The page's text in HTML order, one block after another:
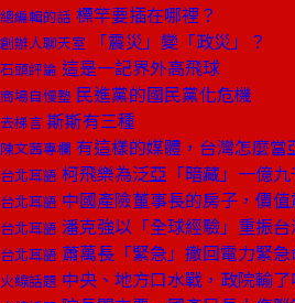
總編輯的話 標竿要插在哪裡？
創辦人聊天室 「震災」變「政災」？
石頭評論 這是一記界外高飛球
商場自慢塾 民進黨的國民黨化危機
去梯言 斯斯有三種
陳文茜專欄 有這樣的媒體，台灣怎麼當
台北耳語 柯飛樂為泛亞「暗藏」一億
台北耳語 中國產險董事長的房子，價
台北耳語 潘克強以「全球經驗」重振
台北耳語 蕭萬長「緊急」撤回電力緊
火線話題 中央、地方口水戰，政院輸了